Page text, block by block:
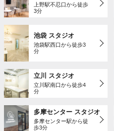
上野駅不忍口から徒歩
3分
池袋 スタジオ
池袋駅西口から徒歩3
分
立川 スタジオ
立川駅南口から徒歩4
分
多摩センター スタジオ
多摩センター駅から徒
歩3分